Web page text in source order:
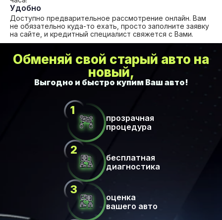
Удобно
Доступно предварительное рассмотрение онлайн. Вам
не обязательно куда-то ехать, просто заполните заявку
на сайте, и кредитный специалист свяжется с Вами.
Обменяй свой старый авто на
новый,
прозрачная
процедура
бесплатная
диагностика
оценка
вашего авто